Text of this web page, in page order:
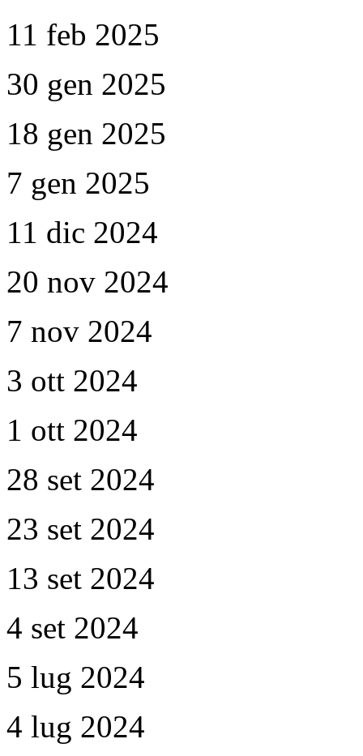
11 feb 2025
30 gen 2025
18 gen 2025
7 gen 2025
11 dic 2024
20 nov 2024
7 nov 2024
3 ott 2024
1 ott 2024
28 set 2024
23 set 2024
13 set 2024
4 set 2024
5 lug 2024
4 lug 2024